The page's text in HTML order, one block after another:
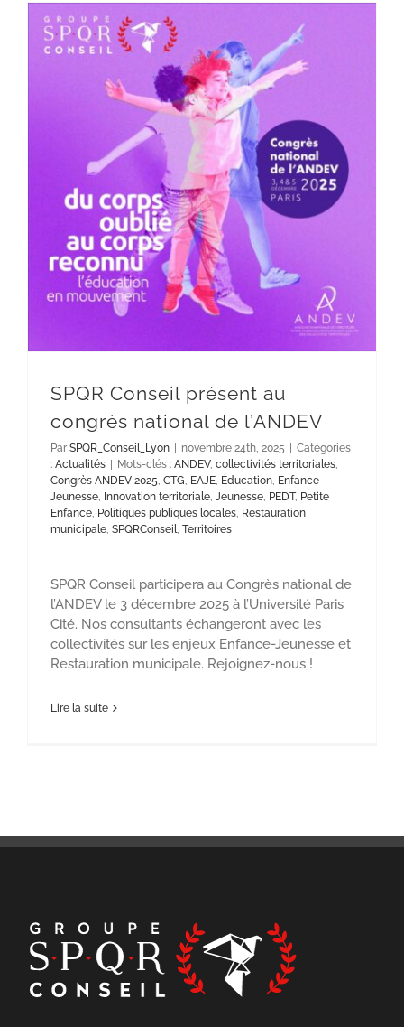
SPQR Conseil présent au
congrès national de l’ANDEV
Par SPQR_Conseil_Lyon novembre 24th, 2025
Catégories
: Actualités Mots-clés : ANDEV, collectivités territoriales,
Congrès ANDEV 2025, CTG, EAJE, Éducation, Enfance
Jeunesse, Innovation territoriale, Jeunesse, PEDT, Petite
Enfance, Politiques publiques locales, Restauration
municipale, SPQRConseil, Territoires
SPQR Conseil participera au Congrès national de
l’ANDEV le 3 décembre 2025 à l’Université Paris
Cité. Nos consultants échangeront avec les
collectivités sur les enjeux Enfance-Jeunesse et
Restauration municipale. Rejoignez-nous !
Lire la suite